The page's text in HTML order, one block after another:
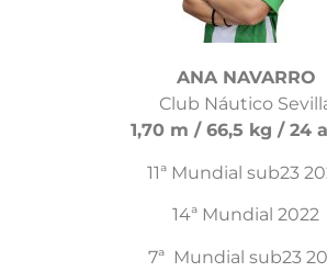
ANA NAVARRO
Club Náutico
1,70 m / 66,5 kg / 24
11ª Mundial sub23
14ª Mundial 2022
7ª Mundial sub23